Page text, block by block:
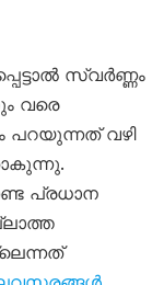
സ്വർണ്ണം
വരെ
വഴി
പ്രധാന